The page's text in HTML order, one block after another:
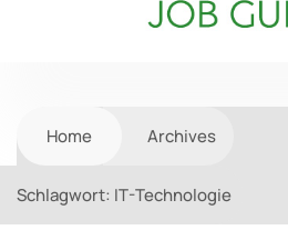
Home Archives
Schlagwort: IT-Technologie